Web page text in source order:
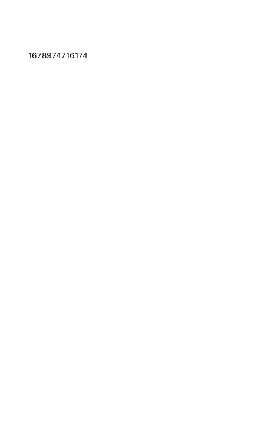
1678974716174